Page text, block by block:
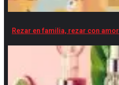
Rezar en familia, rezar con amor